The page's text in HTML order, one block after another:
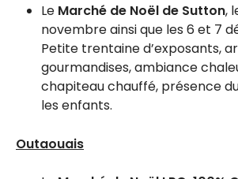
Le Marché de Noël de Sutton,
novembre ainsi que les 6 et 7
Petite trentaine d’exposants,
gourmandises, ambiance
chapiteau chauffé, présence
les enfants.
Outaouais